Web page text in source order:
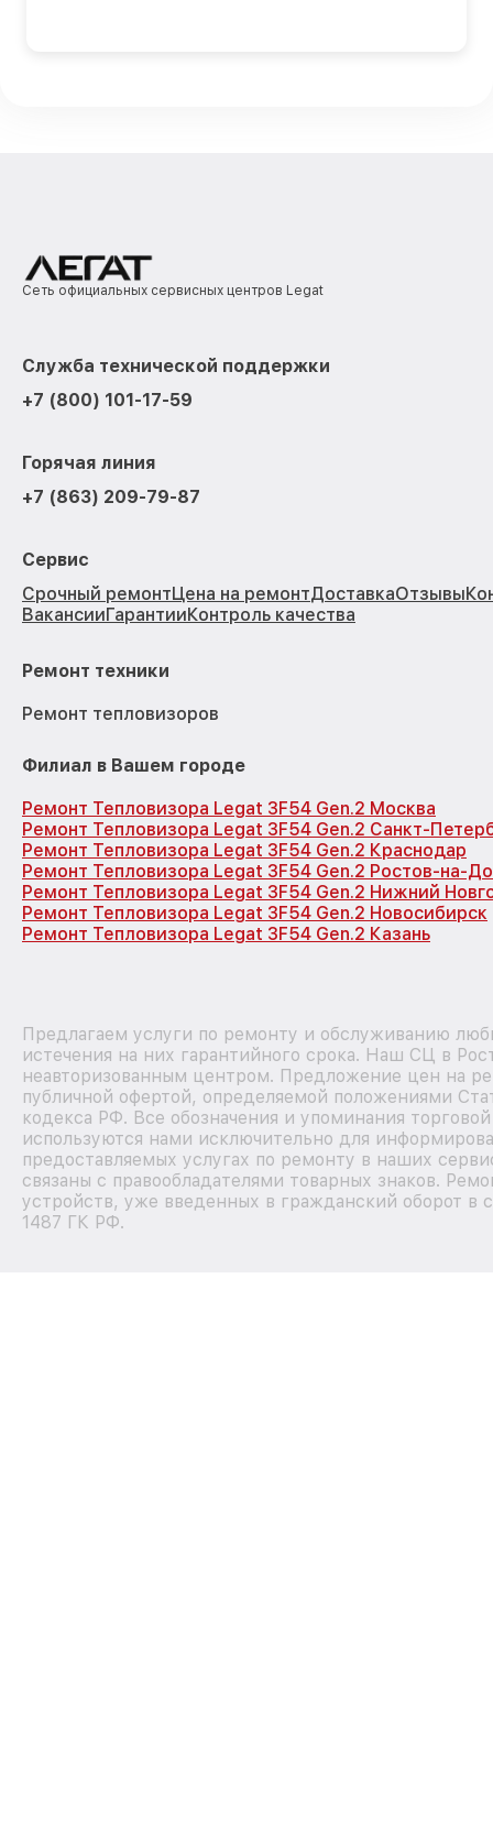
Сеть официальных сервисных центров Legat
Служба технической поддержки
+7 (800) 101-17-59
Горячая линия
+7 (863) 209-79-87
Сервис
Срочный ремонтЦена на ремонтДоставкаОтзывы
ВакансииГарантииКонтроль качества
Ремонт техники
Ремонт тепловизоров
Филиал в Вашем городе
Ремонт Тепловизора Legat 3F54 Gen.2 Москва
Ремонт Тепловизора Legat 3F54 Gen.2 Санкт-
Ремонт Тепловизора Legat 3F54 Gen.2 Краснодар
Ремонт Тепловизора Legat 3F54 Gen.2 Ростов-на-
Ремонт Тепловизора Legat 3F54 Gen.2 Нижний
Ремонт Тепловизора Legat 3F54 Gen.2 Новосибирск
Ремонт Тепловизора Legat 3F54 Gen.2 Казань
Предлагаем услуги по ремонту и обслуживанию
истечения на них гарантийного срока. Наш СЦ в
неавторизованным центром. Предложение цен на
публичной офертой, определяемой положениями
кодекса РФ. Все обозначения и упоминания
используются нами исключительно для
предоставляемых услугах по ремонту в наших
связаны с правообладателями товарных знаков.
устройств, уже введенных в гражданский оборот в
1487 ГК РФ.